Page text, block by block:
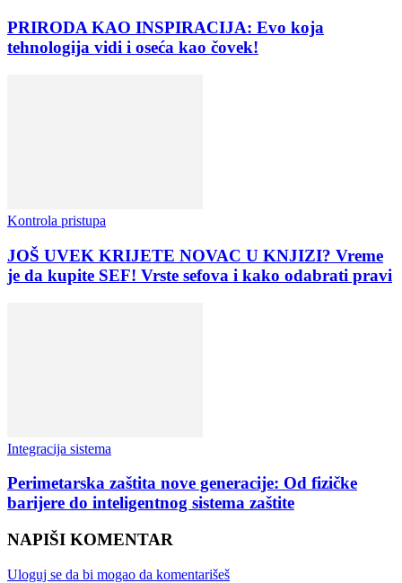
PRIRODA KAO INSPIRACIJA: Evo koja
tehnologija vidi i oseća kao čovek!
Kontrola pristupa
JOŠ UVEK KRIJETE NOVAC U KNJIZI? Vreme
je da kupite SEF! Vrste sefova i kako odabrati pravi
Integracija sistema
Perimetarska zaštita nove generacije: Od fizičke
barijere do inteligentnog sistema zaštite
NAPIŠI KOMENTAR
Uloguj se da bi mogao da komentarišeš